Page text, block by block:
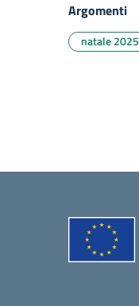
Argomenti
natale 2025